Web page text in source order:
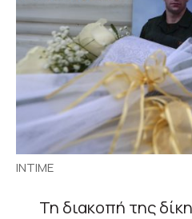
INTIME
Τη διακοπή της